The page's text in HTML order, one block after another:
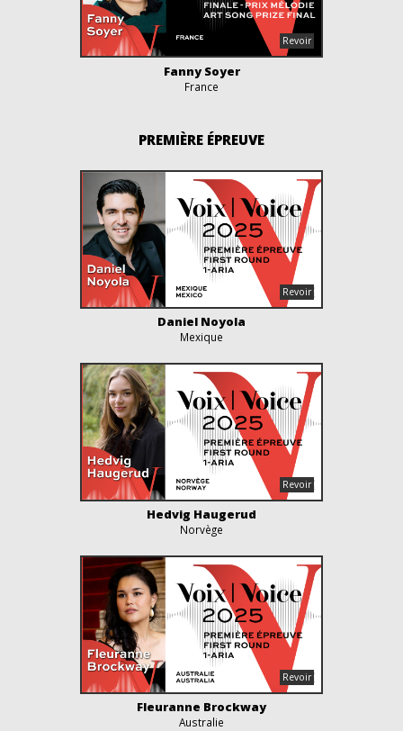
Fanny Soyer
France
PREMIÈRE ÉPREUVE
Daniel Noyola
Mexique
Hedvig Haugerud
Norvège
Fleuranne Brockway
Australie